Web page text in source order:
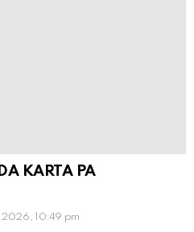
KARTA PA
2026, 10:49 pm